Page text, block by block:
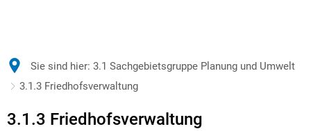
Sie sind hier: 3.1 Sachgebietsgruppe Planung und Umwelt
3.1.3 Friedhofsverwaltung
3.1.3 Friedhofsverwaltung